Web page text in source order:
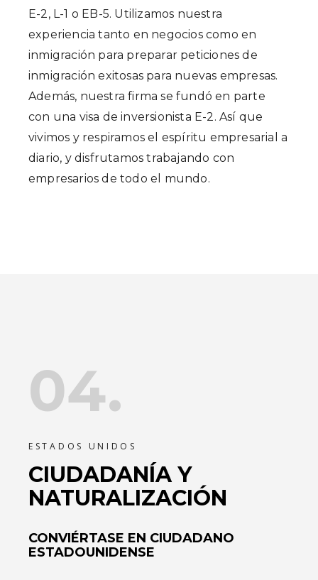
E-2, L-1 o EB-5. Utilizamos nuestra
experiencia tanto en negocios como en
inmigración para preparar peticiones de
inmigración exitosas para nuevas empresas.
Además, nuestra firma se fundó en parte
con una visa de inversionista E-2. Así que
vivimos y respiramos el espíritu empresarial a
diario, y disfrutamos trabajando con
empresarios de todo el mundo.
04.
ESTADOS UNIDOS
CIUDADANÍA Y
NATURALIZACIÓN
CONVIÉRTASE EN CIUDADANO
ESTADOUNIDENSE